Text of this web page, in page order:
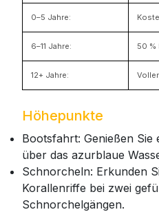
0–5 Jahre:
6–11 Jahre: 50 %
12+ Jahre:
Höhepunkte
Bootsfahrt: Genießen Sie
über das azurblaue
Schnorcheln: Erkunden
Korallenriffe bei zwei
Schnorchelgängen.